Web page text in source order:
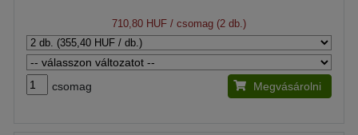
710,80 HUF / csomag (2 db.)
csomag Megvásárolni